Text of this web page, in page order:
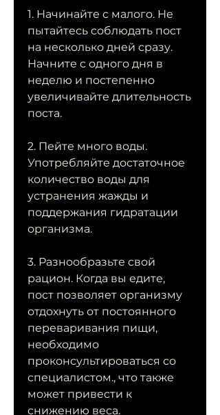
1. Начинайте с малого. Не
пытайтесь соблюдать пост
на несколько дней сразу.
Начните с одного дня в
неделю и постепенно
увеличивайте длительность
поста.
2. Пейте много воды.
Употребляйте достаточное
количество воды для
устранения жажды и
поддержания гидратации
организма.
3. Разнообразьте свой
рацион. Когда вы едите,
пост позволяет организму
отдохнуть от постоянного
переваривания пищи,
необходимо
проконсультироваться со
специалистом., что также
может привести к
снижению веса.